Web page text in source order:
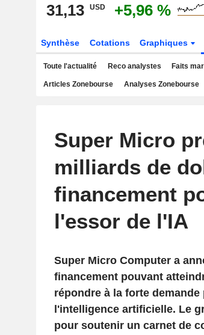
31,13 USD +5,96 %
Synthèse Cotations Graphiques
Toute l'actualité Reco analystes Faits
Articles Zonebourse Analyses Zonebourse
Super Micro
milliards de
financement
l'essor de l'IA
Super Micro Computer a
financement pouvant
répondre à la forte
l'intelligence artificielle. Le
pour soutenir un carnet de